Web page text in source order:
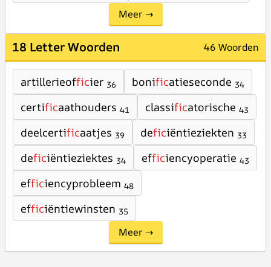
Meer →
18 Letter Woorden 46 Woorden
artillerieofficier 36 bonificatieseconde 34
certificaathouders 41 classificatorische 43
deelcertificaatjes 39 deficiëntieziekten 33
deficiëntieziektes 34 efficiencyoperatie 43
efficiencyprobleem 48
efficiëntiewinsten 35
Meer →